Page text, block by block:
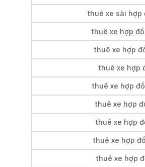
thuê xe sài hợp
thuê xe hợp
thuê xe hợp
thuê xe hợp
thuê xe hợp
thuê xe hợp
thuê xe hợp
thuê xe hợp
thuê xe hợp